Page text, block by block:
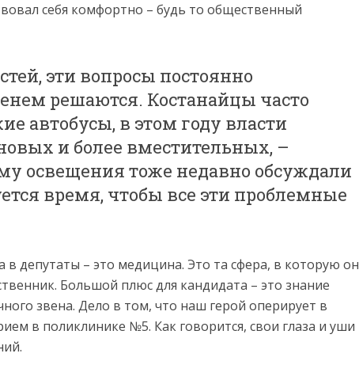
себя комфортно – будь то общественный
эти вопросы постоянно
решаются. Костанайцы часто
автобусы, в этом году власти
и более вместительных, –
освещения тоже недавно обсуждали
время, чтобы все эти проблемные
в депутаты – это медицина. Это та сфера, в которую он
Большой плюс для кандидата – это знание
звена. Дело в том, что наш герой оперирует в
в поликлинике №5. Как говорится, свои глаза и уши